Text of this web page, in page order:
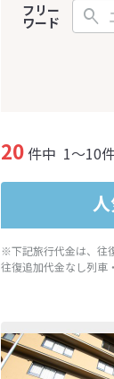
フリー
ワード
20件中 1～10
※下記旅行代金は、往
往復追加代金なし列車